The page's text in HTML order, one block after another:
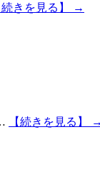
続きを見る】 →
【続きを見る】 →